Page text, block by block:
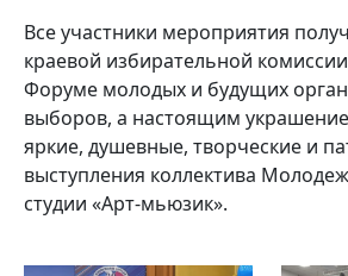
Все участники мероприятия
краевой избирательной
Форуме молодых и будущих
выборов, а настоящим
яркие, душевные, творческие и
выступления коллектива
студии «Арт-мьюзик».